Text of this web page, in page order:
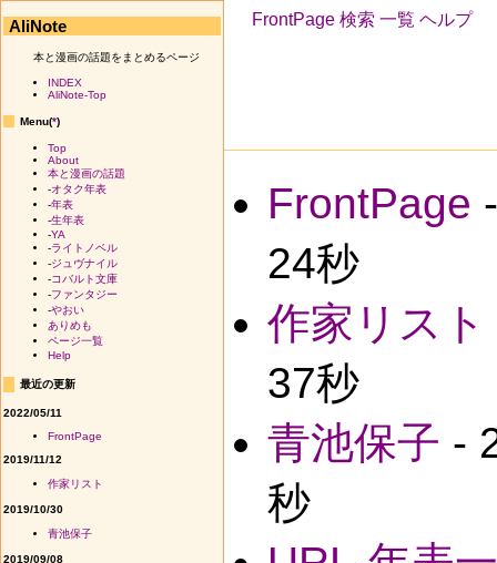
FrontPage 検索 一覧 ヘルプ
FrontPage
24秒
作家リスト
37秒
青池保子 -
秒
AliNote
本と漫画の話題をまとめるページ
INDEX
AliNote-Top
Menu(*)
Top
About
本と漫画の話題
-オタク年表
-年表
-生年表
-YA
-ライトノベル
-ジュヴナイル
-コバルト文庫
-ファンタジー
-やおい
ありめも
ページ一覧
Help
最近の更新
2022/05/11
FrontPage
2019/11/12
作家リスト
2019/10/30
青池保子
2019/09/08